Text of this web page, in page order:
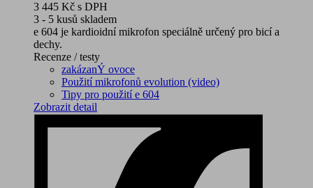
3 445 Kč s DPH
3 - 5 kusů skladem
e 604 je kardioidní mikrofon speciálně určený pro bicí a
dechy.
Recenze / testy
zakázanÝ ovoce
Použití mikrofonů evolution (video)
Tipy pro použití e 604
Zobrazit detail